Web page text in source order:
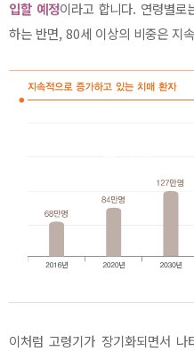
입할 예정이라고 합니다. 연령별
하는 반면, 80세 이상의 비중은 지
이처럼 고령기가 장기화되면서